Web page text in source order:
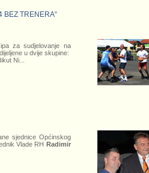
BEZ TRENERA“
za sudjelovanje na
u dvije skupine:
Ni...
sjednice Općinskog
Vlade RH
Radimir